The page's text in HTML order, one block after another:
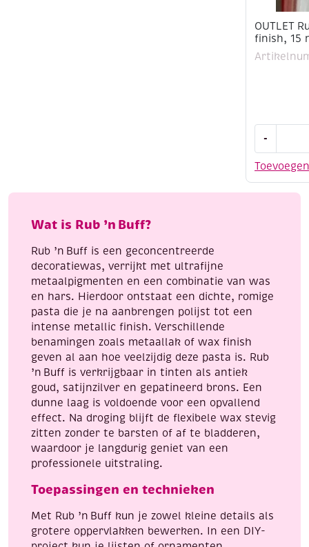
OUTLET
finish, 15
Toevoegen
-
'n
wax
wit
aantal
Wat is Rub ’n Buff?
Rub ’n Buff is een geconcentreerde
decoratiewas, verrijkt met ultrafijne
metaalpigmenten en een combinatie van was
en hars. Hierdoor ontstaat een dichte, romige
pasta die je na aanbrengen polijst tot een
intense metallic finish. Verschillende
benamingen zoals metaallak of wax finish
geven al aan hoe veelzijdig deze pasta is. Rub
’n Buff is verkrijgbaar in tinten als antiek
goud, satijnzilver en gepatineerd brons. Een
dunne laag is voldoende voor een opvallend
effect. Na droging blijft de flexibele wax stevig
zitten zonder te barsten of af te bladderen,
waardoor je langdurig geniet van een
professionele uitstraling.
Toepassingen en technieken
Met Rub ’n Buff kun je zowel kleine details als
grotere oppervlakken bewerken. In een DIY-